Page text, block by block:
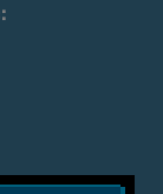
na nana